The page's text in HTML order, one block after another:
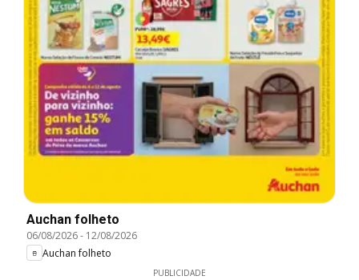
Auchan folheto
06/08/2026- 12/08/2026
Auchan folheto
PUBLICIDADE